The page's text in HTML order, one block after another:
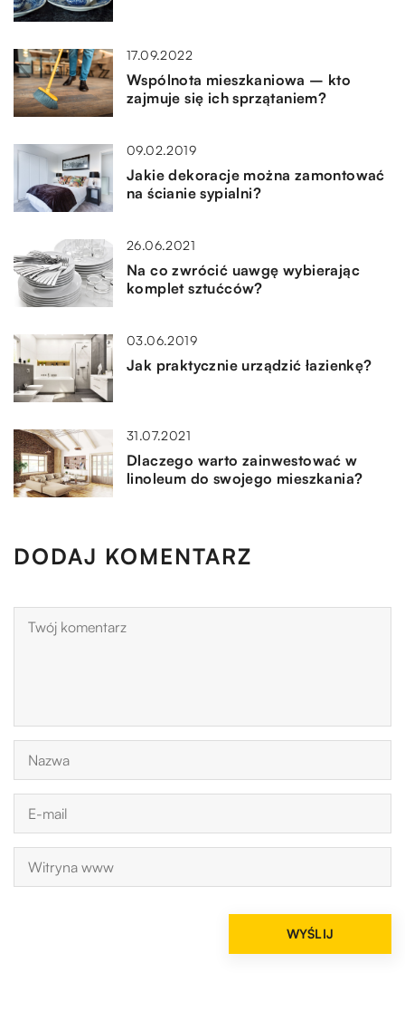
17.09.2022
Wspólnota mieszkaniowa – kto
zajmuje się ich sprzątaniem?
09.02.2019
Jakie dekoracje można zamontować
na ścianie sypialni?
26.06.2021
Na co zwrócić uawgę wybierając
komplet sztućców?
03.06.2019
Jak praktycznie urządzić łazienkę?
31.07.2021
Dlaczego warto zainwestować w
linoleum do swojego mieszkania?
DODAJ KOMENTARZ